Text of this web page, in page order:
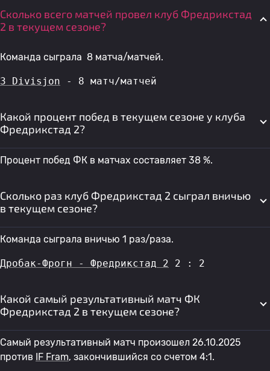
Сколько всего матчей провел клуб Фредрикстад
2 в текущем сезоне?
Команда сыграла 8 матча/матчей.
3 Divisjon - 8 матч/матчей
Какой процент побед в текущем сезоне у клуба
Фредрикстад 2?
Процент побед ФК в матчах составляет 38 %.
Сколько раз клуб Фредрикстад 2 сыграл вничью
в текущем сезоне?
Команда сыграла вничью 1 раз/раза.
Дробак-Фрогн - Фредрикстад 2 2 : 2
Какой самый результативный матч ФК
Фредрикстад 2 в текущем сезоне?
Самый результативный матч произошел 26.10.2025
против IF Fram, закончившийся со счетом 4:1.